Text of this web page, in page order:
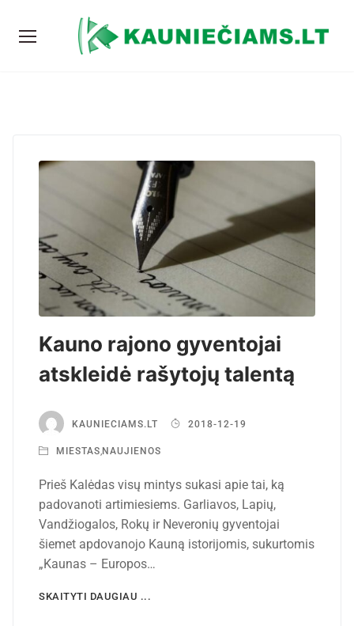
Kauno rajono gyventojai
atskleidė rašytojų talentą
KAUNIECIAMS.LT 2018-12-19
MIESTAS,NAUJIENOS
Prieš Kalėdas visų mintys sukasi apie tai, ką
padovanoti artimiesiems. Garliavos, Lapių,
Vandžiogalos, Rokų ir Neveronių gyventojai
šiemet apdovanojo Kauną istorijomis, sukurtomis
„Kaunas – Europos…
SKAITYTI DAUGIAU ...